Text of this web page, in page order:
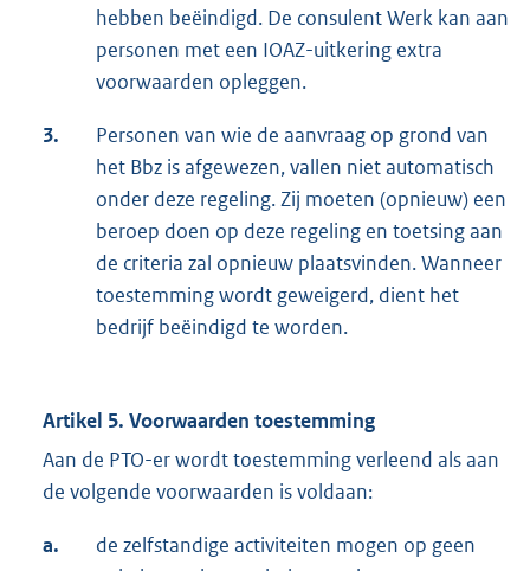
hebben beëindigd. De consulent Werk kan aan
personen met een IOAZ-uitkering extra
voorwaarden opleggen.
3.
Personen van wie de aanvraag op grond van
het Bbz is afgewezen, vallen niet automatisch
onder deze regeling. Zij moeten (opnieuw) een
beroep doen op deze regeling en toetsing aan
de criteria zal opnieuw plaatsvinden. Wanneer
toestemming wordt geweigerd, dient het
bedrijf beëindigd te worden.
Artikel 5. Voorwaarden toestemming
Aan de PTO-er wordt toestemming verleend als aan
de volgende voorwaarden is voldaan:
a.
de zelfstandige activiteiten mogen op geen